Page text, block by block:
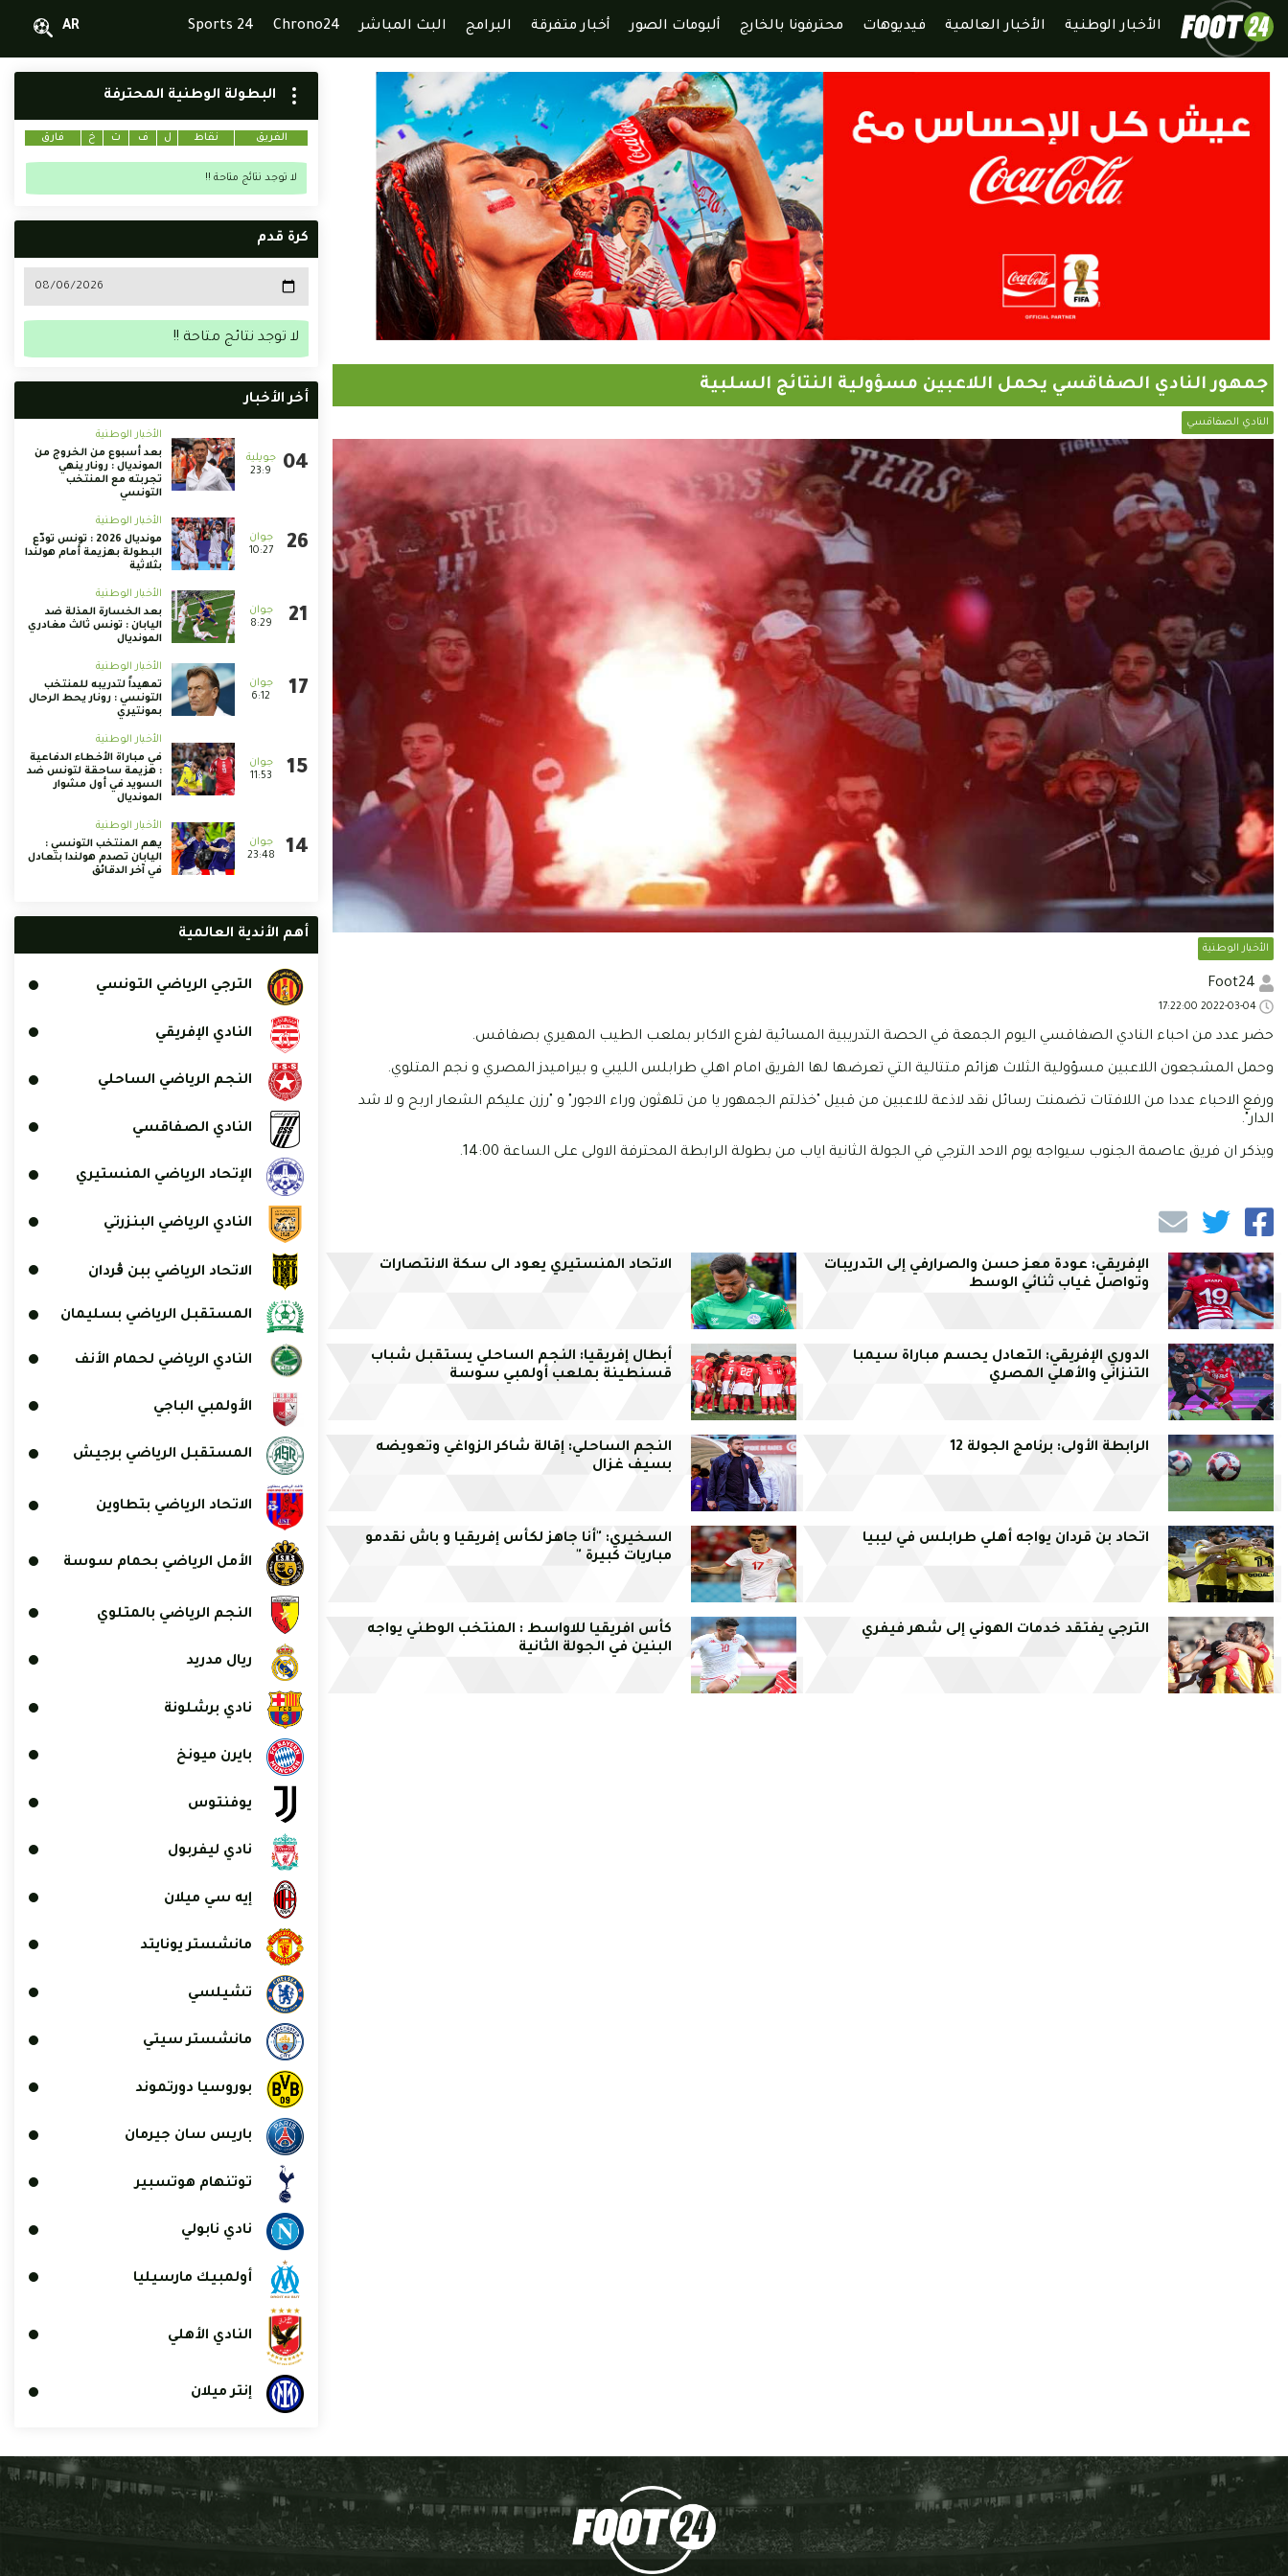
الأخبار الوطنية الأخبار العالمية فيديوهات محترفونا بالخارج ألبومات الصور أخبار متفرقة البرامج البث المباشر Chrono24
Sports 24
AR
جمهور النادي الصفاقسي يحمل اللاعبين مسؤولية النتائج السلبية
النادي الصفاقسي
الأخبار الوطنية
حضر عدد من احباء النادي الصفاقسي اليوم الجمعة في الحصة التدريبية المسائية لفرع الاكابر بملعب الطيب المهيري بصفاقس.
وحمل المشجعون اللاعبين مسؤولية الثلاث هزائم متتالية التي تعرضها لها الفريق امام اهلي طرابلس الليبي و بيراميدز المصري و نجم المتلوي.
ورفع الاحباء عددا من اللافتات تضمنت رسائل نقد لاذعة للاعبين من قبيل "خذلتم الجمهور يا من تلهثون وراء الاجور" و "رزن عليكم الشعار اربح و لا شد
الدار".
ويذكر ان فريق عاصمة الجنوب سيواجه يوم الاحد الترجي في الجولة الثانية اياب من بطولة الرابطة المحترفة الاولى على الساعة 14:00.
الإفريقي: عودة معز حسن والصرارفي إلى التدريبات
وتواصل غياب ثنائي الوسط
الاتحاد المنستيري يعود الى سكة الانتصارات
الدوري الإفريقي: التعادل يحسم مباراة سيمبا
التنزاني والأهلي المصري
أبطال إفريقيا: النجم الساحلي يستقبل شباب
قسنطينة بملعب أولمبي سوسة
الرابطة الأولى: برنامج الجولة 12
النجم الساحلي: إقالة شاكر الزواغي وتعويضه
بسيف غزال
اتحاد بن قردان يواجه أهلي طرابلس في ليبيا
السخيري: "أنا جاهز لكأس إفريقيا و باش نقدمو
مباريات كبيرة "
الترجي يفتقد خدمات الهوني إلى شهر فيفري
كأس افريقيا للاواسط : المنتخب الوطني يواجه
البنين في الجولة الثانية
البطولة الوطنية المحترفة
الفريق نقاط ل ف ت خ فارق
لا توجد نتائج متاحة !!
كرة قدم
لا توجد نتائج متاحة !!
أخر الأخبار
23:9
الأخبار الوطنية
بعد أسبوع من الخروج من
المونديال : رونار ينهي
تجربته مع المنتخب
التونسي
10:27
الأخبار الوطنية
مونديال 2026 : تونس تودّع
البطولة بهزيمة أمام هولندا
بثلاثية
8:29
الأخبار الوطنية
بعد الخسارة المذلة ضد
اليابان : تونس ثالث مغادري
المونديال
6:12
الأخبار الوطنية
تمهيداً لتدريبه للمنتخب
التونسي : رونار يحط الرحال
بمونتيري
11:53
الأخبار الوطنية
في مباراة الأخطاء الدفاعية
: هزيمة ساحقة لتونس ضد
السويد في أول مشوار
المونديال
23:48
الأخبار الوطنية
يهم المنتخب التونسي :
اليابان تصدم هولندا بتعادل
في آخر الدقائق
أهم الأندية العالمية
الترجي الرياضي التونسي
النادي الإفريقي
النجم الرياضي الساحلي
النادي الصفاقسي
الإتحاد الرياضي المنستيري
النادي الرياضي البنزرتي
الاتحاد الرياضي ببن ڨردان
المستقبل الرياضي بسليمان
النادي الرياضي لحمام الأنف
الأولمبي الباجي
المستقبل الرياضي برجيش
الاتحاد الرياضي بتطاوين
الأمل الرياضي بحمام سوسة
النجم الرياضي بالمتلوي
ريال مدريد
نادي برشلونة
بايرن ميونخ
يوفنتوس
نادي ليفربول
إيه سي ميلان
مانشستر يونايتد
تشيلسي
مانشستر سيتي
بوروسيا دورتموند
باريس سان جيرمان
توتنهام هوتسبير
نادي نابولي
أولمبيك مارسيليا
النادي الأهلي
إنتر ميلان